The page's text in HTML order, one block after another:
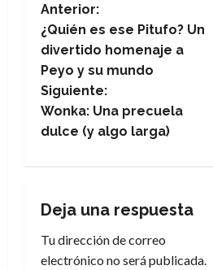
N
a
v
e
c
i
Anterior:
¿Quién es ese Pitufo? Un
divertido homenaje a
Peyo y su mundo
Siguiente:
Wonka: Una precuela
dulce (y algo larga)
Deja una respuesta
Tu dirección de correo
electrónico no será publicada.